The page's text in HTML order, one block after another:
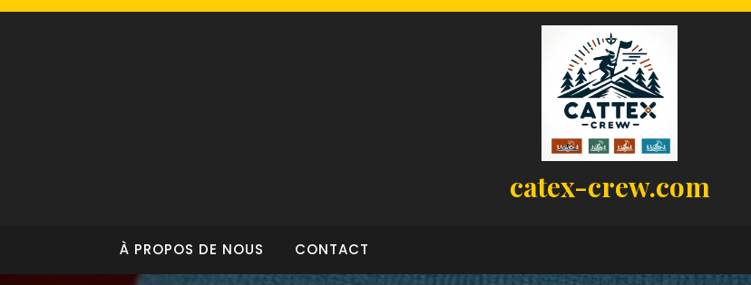
Skip
catex-crew.com
À PROPOS DE NOUS CONTACT